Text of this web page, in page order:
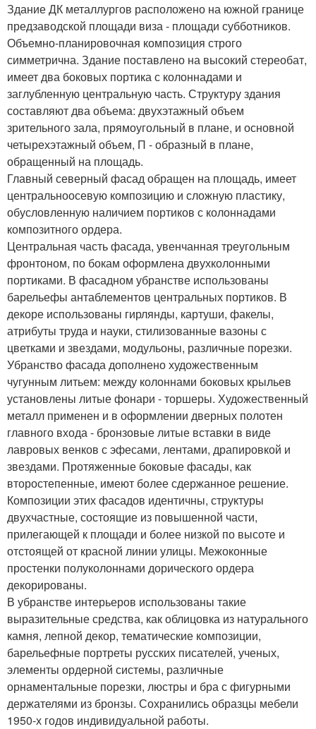
Здание ДК металлургов расположено на южной границе
предзаводской площади виза - площади субботников.
Объемно-планировочная композиция строго
симметрична. Здание поставлено на высокий стереобат,
имеет два боковых портика с колоннадами и
заглубленную центральную часть. Структуру здания
составляют два объема: двухэтажный объем
зрительного зала, прямоугольный в плане, и основной
четырехэтажный объем, П - образный в плане,
обращенный на площадь.
Главный северный фасад обращен на площадь, имеет
центральноосевую композицию и сложную пластику,
обусловленную наличием портиков с колоннадами
композитного ордера.
Центральная часть фасада, увенчанная треугольным
фронтоном, по бокам оформлена двухколонными
портиками. В фасадном убранстве использованы
барельефы антаблементов центральных портиков. В
декоре использованы гирлянды, картуши, факелы,
атрибуты труда и науки, стилизованные вазоны с
цветками и звездами, модульоны, различные порезки.
Убранство фасада дополнено художественным
чугунным литьем: между колоннами боковых крыльев
установлены литые фонари - торшеры. Художественный
металл применен и в оформлении дверных полотен
главного входа - бронзовые литые вставки в виде
лавровых венков с эфесами, лентами, драпировкой и
звездами. Протяженные боковые фасады, как
второстепенные, имеют более сдержанное решение.
Композиции этих фасадов идентичны, структуры
двухчастные, состоящие из повышенной части,
прилегающей к площади и более низкой по высоте и
отстоящей от красной линии улицы. Межоконные
простенки полуколоннами дорического ордера
декорированы.
В убранстве интерьеров использованы такие
выразительные средства, как облицовка из натурального
камня, лепной декор, тематические композиции,
барельефные портреты русских писателей, ученых,
элементы ордерной системы, различные
орнаментальные порезки, люстры и бра с фигурными
держателями из бронзы. Сохранились образцы мебели
1950-х годов индивидуальной работы.